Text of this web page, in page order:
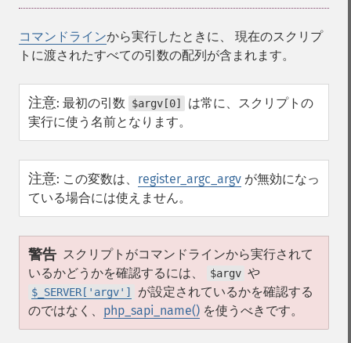
コマンドラインから実行したときに、 現在のスクリプ
トに渡されたすべての引数の配列が含まれます。
注意: 最初の引数 $argv[0]
は常に、スクリプトの
実行に使う名前となります。
注意: この変数は、 register_argc_argv が無効になっ
ている場合には使えません。
警告 スクリプトがコマンドラインから実行されて
いるかどうかを確認するには、
$argv や
$_SERVER['argv']
が設定されているかを確認する
のではなく、 php_sapi_name() を使うべきです。